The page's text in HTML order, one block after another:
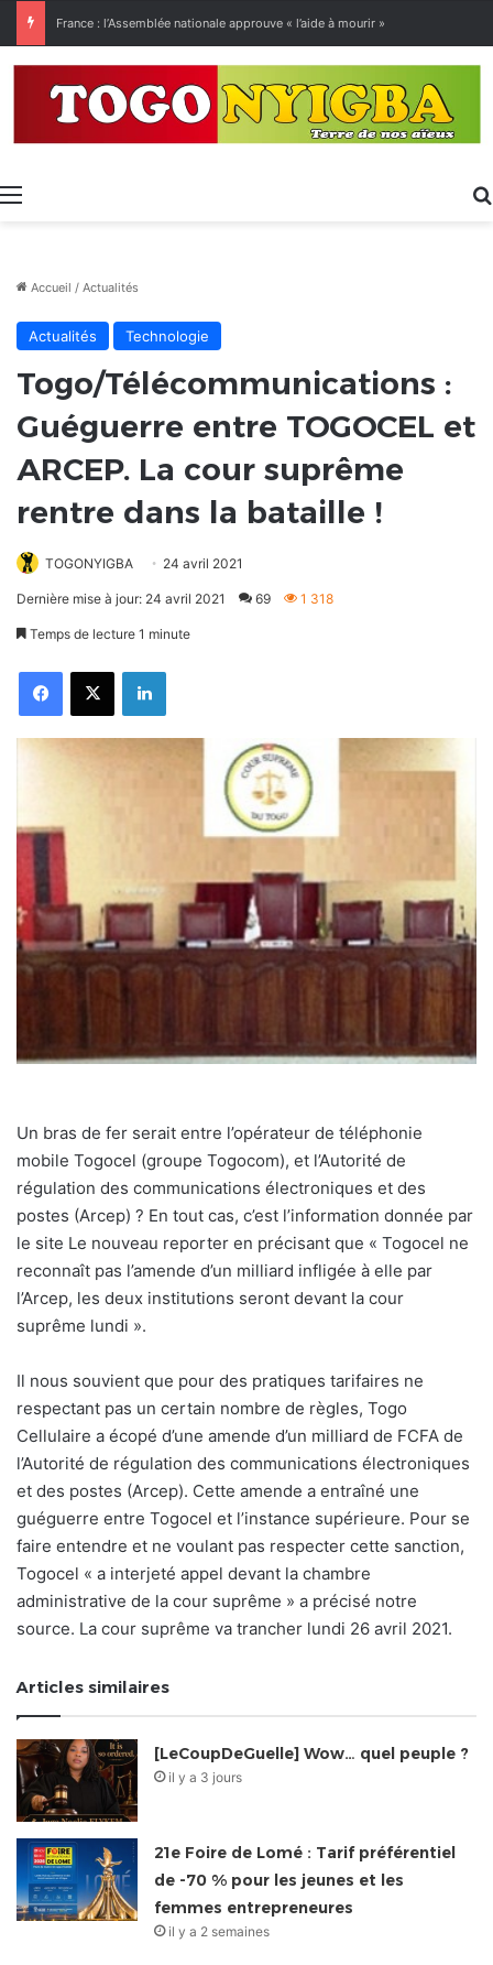
Menu
Accueil / Actualités
Actualités Technologie
Togo/Télécommunications :
Guéguerre entre TOGOCEL et
ARCEP. La cour suprême
rentre dans la bataille !
TOGONYIGBA 24 avril 2021
Dernière mise à jour: 24 avril 2021 69 1 318
Temps de lecture 1 minute
FacebookX Linkedin
Un bras de fer serait entre l’opérateur de téléphonie
mobile Togocel (groupe Togocom), et l’Autorité de
régulation des communications électroniques et des
postes (Arcep) ? En tout cas, c’est l’information donnée par
le site Le nouveau reporter en précisant que « Togocel ne
reconnaît pas l’amende d’un milliard infligée à elle par
l’Arcep, les deux institutions seront devant la cour
suprême lundi ».
Il nous souvient que pour des pratiques tarifaires ne
respectant pas un certain nombre de règles, Togo
Cellulaire a écopé d’une amende d’un milliard de FCFA de
l’Autorité de régulation des communications électroniques
et des postes (Arcep). Cette amende a entraîné une
guéguerre entre Togocel et l’instance supérieure. Pour se
faire entendre et ne voulant pas respecter cette sanction,
Togocel « a interjeté appel devant la chambre
administrative de la cour suprême » a précisé notre
source. La cour suprême va trancher lundi 26 avril 2021.
Articles similaires
[LeCoupDeGuelle] Wow… quel peuple ?
il y a 3 jours
21e Foire de Lomé : Tarif préférentiel
de -70 % pour les jeunes et les
femmes entrepreneures
il y a 2 semaines